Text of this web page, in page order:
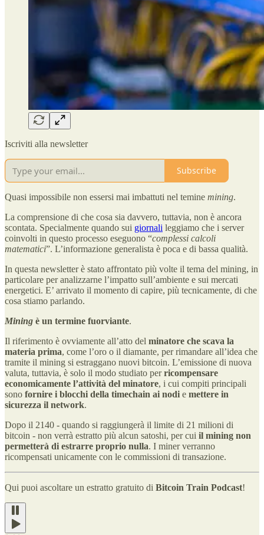
Iscriviti alla newsletter
Subscribe
Quasi impossibile non essersi mai imbattuti nel temine mining.
La comprensione di che cosa sia davvero, tuttavia, non è ancora
scontata. Specialmente quando sui giornali leggiamo che i server
coinvolti in questo processo eseguono “complessi calcoli
matematici”. L’informazione generalista è poca e di bassa qualità.
In questa newsletter è stato affrontato più volte il tema del mining, in
particolare per analizzarne l’impatto sull’ambiente e sui mercati
energetici. E’ arrivato il momento di capire, più tecnicamente, di che
cosa stiamo parlando.
Mining è un termine fuorviante.
Il riferimento è ovviamente all’atto del minatore che scava la
materia prima, come l’oro o il diamante, per rimandare all’idea che
tramite il mining si estraggano nuovi bitcoin. L’emissione di nuova
valuta, tuttavia, è solo il modo studiato perricompensare
economicamente l’attività del minatore, i cui compiti principali
sono fornire i blocchi della timechain ai nodi e mettere in
sicurezza il network.
Dopo il 2140 - quando si raggiungerà il limite di 21 milioni di
bitcoin - non verrà estratto più alcun satoshi, per cui il mining non
permetterà di estrarre proprio nulla. I miner verranno
ricompensati unicamente con le commissioni di transazione.
Qui puoi ascoltare un estratto gratuito di Bitcoin Train Podcast!